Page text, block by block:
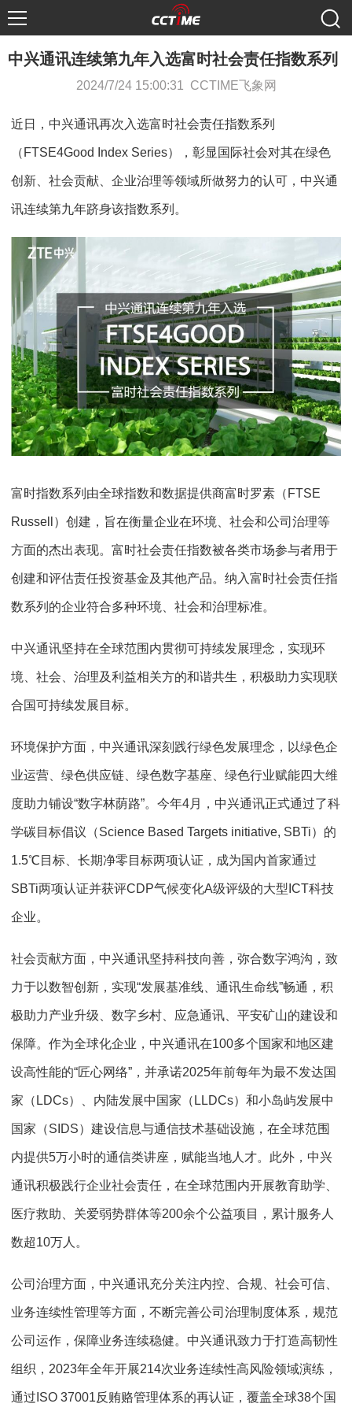
中兴通讯连续第九年入选富时社会责任指数系列
2024/7/24 15:00:31 CCTIME飞象网
近日，中兴通讯再次入选富时社会责任指数系列
（FTSE4Good Index Series），彰显国际社会对其在绿色
创新、社会贡献、企业治理等领域所做努力的认可，中兴通
讯连续第九年跻身该指数系列。
富时指数系列由全球指数和数据提供商富时罗素（FTSE
Russell）创建，旨在衡量企业在环境、社会和公司治理等
方面的杰出表现。富时社会责任指数被各类市场参与者用于
创建和评估责任投资基金及其他产品。纳入富时社会责任指
数系列的企业符合多种环境、社会和治理标准。
中兴通讯坚持在全球范围内贯彻可持续发展理念，实现环
境、社会、治理及利益相关方的和谐共生，积极助力实现联
合国可持续发展目标。
环境保护方面，中兴通讯深刻践行绿色发展理念，以绿色企
业运营、绿色供应链、绿色数字基座、绿色行业赋能四大维
度助力铺设“数字林荫路”。今年4月，中兴通讯正式通过了科
学碳目标倡议（Science Based Targets initiative, SBTi）的
1.5℃目标、长期净零目标两项认证，成为国内首家通过
SBTi两项认证并获评CDP气候变化A级评级的大型ICT科技
企业。
社会贡献方面，中兴通讯坚持科技向善，弥合数字鸿沟，致
力于以数智创新，实现“发展基准线、通讯生命线”畅通，积
极助力产业升级、数字乡村、应急通讯、平安矿山的建设和
保障。作为全球化企业，中兴通讯在100多个国家和地区建
设高性能的“匠心网络”，并承诺2025年前每年为最不发达国
家（LDCs）、内陆发展中国家（LLDCs）和小岛屿发展中
国家（SIDS）建设信息与通信技术基础设施，在全球范围
内提供5万小时的通信类讲座，赋能当地人才。此外，中兴
通讯积极践行企业社会责任，在全球范围内开展教育助学、
医疗救助、关爱弱势群体等200余个公益项目，累计服务人
数超10万人。
公司治理方面，中兴通讯充分关注内控、合规、社会可信、
业务连续性管理等方面，不断完善公司治理制度体系，规范
公司运作，保障业务连续稳健。中兴通讯致力于打造高韧性
组织，2023年全年开展214次业务连续性高风险领域演练，
通过ISO 37001反贿赂管理体系的再认证，覆盖全球38个国